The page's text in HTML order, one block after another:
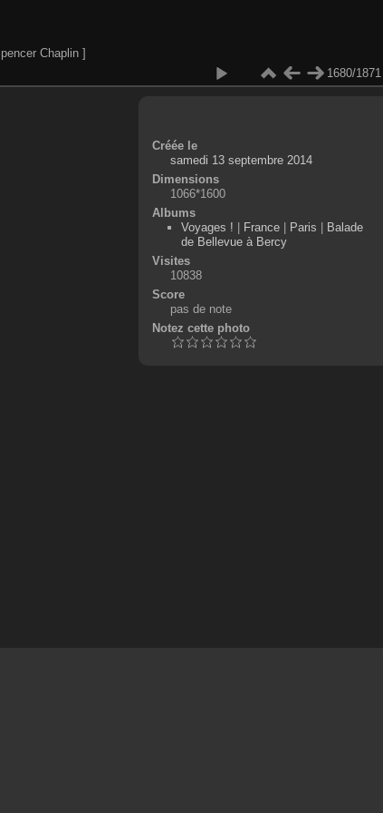
Chaplin ]
1680/1871
Créée le
samedi 13 septembre 2014
Dimensions
1066*1600
Albums
Voyages !
France Paris
Balade
de Bellevue à Bercy
Visites
10838
Score
pas de note
Notez cette photo